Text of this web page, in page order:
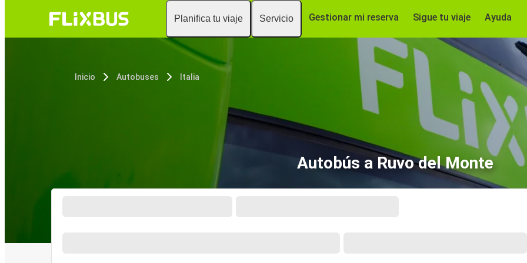
Planifica tu viaje Servicio Gestionar mi reserva Sigue tu viaje Ayuda
Inicio Autobuses Italia
Autobús a Ruvo del Monte